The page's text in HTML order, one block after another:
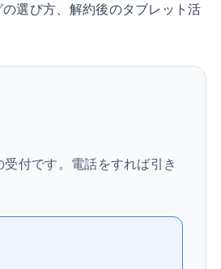
選び方、解約後のタブレット活
受付です。電話をすれば引き